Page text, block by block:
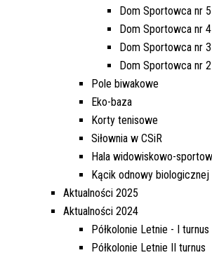
Dom Sportowca nr 5
Dom Sportowca nr 4
Dom Sportowca nr 3
Dom Sportowca nr 2
Pole biwakowe
Eko-baza
Korty tenisowe
Siłownia w CSiR
Hala widowiskowo-
Kącik odnowy biologicznej
Aktualności 2025
Aktualności 2024
Półkolonie Letnie - I turnus
Półkolonie Letnie II turnus